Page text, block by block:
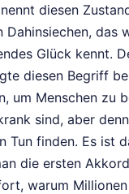
diesen
Dahinsiechen, das
Glück kennt.
diesen Begriff
um Menschen zu
sind, aber
Tun finden. Es ist
die ersten
warum